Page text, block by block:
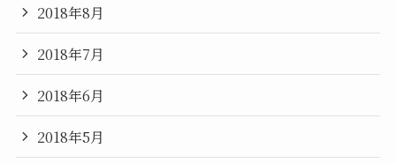
2018年8月
2018年7月
2018年6月
2018年5月